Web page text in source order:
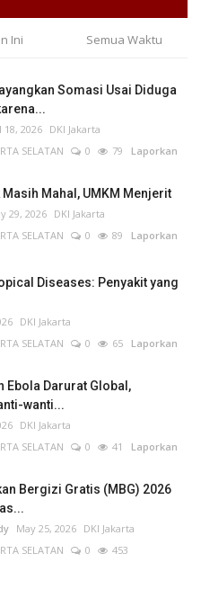
Ini Semua Waktu
Somasi Usai Diduga
18, 2026 DKI Jakarta
SELATAN
0 79 Laporkan
Mahal, UMKM Menjerit
29, 2026 DKI Jakarta
SELATAN
0 89 Laporkan
Diseases: Penyakit yang
DKI Jakarta
SELATAN
0 65 Laporkan
Ebola Darurat Global,
wanti...
DKI Jakarta
SELATAN
0 41 Laporkan
Bergizi Gratis (MBG) 2026
May 25, 2026 DKI Jakarta
SELATAN
0
453